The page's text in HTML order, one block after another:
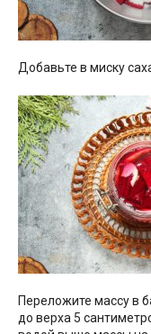
Добавьте в миску
Переложите массу в
до верха 5